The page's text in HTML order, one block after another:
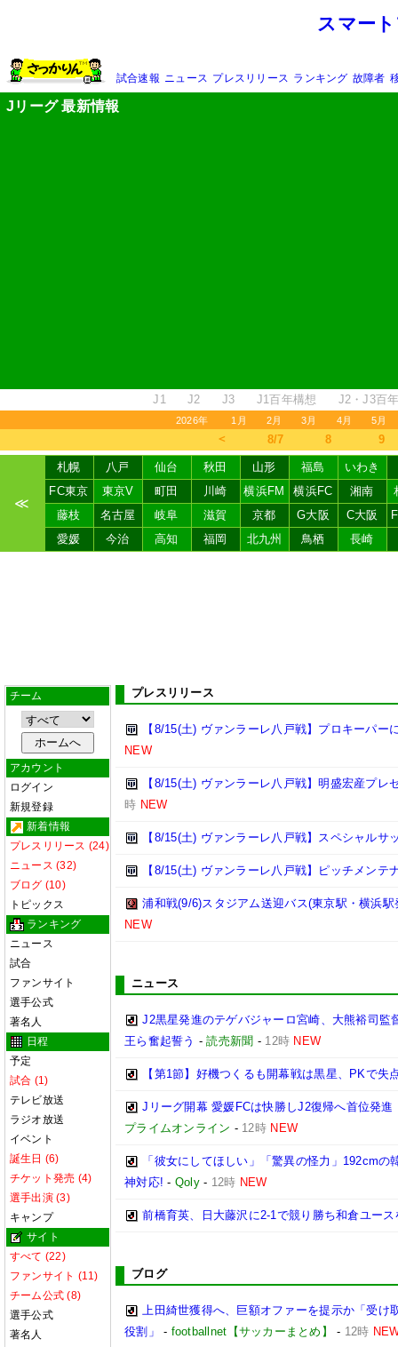
スマー
試合速報 ニュース プレスリリース ランキング 故障者
Jリーグ 最新情報
J1 J2 J3 J1百年構想 J2・J3百
2026年 1月 2月 3月 4月 5月
＜ 8/7 8 9
≪
札幌 八戸 仙台 秋田 山形 福島
いわき
FC東京
東京V 町田 川崎 横浜FM 横浜FC 湘南
藤枝
名古屋 岐阜 滋賀 京都 G大阪 C大阪
愛媛
今治 高知 福岡 北九州 鳥栖 長崎
チーム
アカウント
ログイン
新規登録
新着情報
プレスリリース (24)
ニュース (32)
ブログ (10)
トピックス
ランキング
ニュース
試合
ファンサイト
選手公式
著名人
日程
予定
試合 (1)
テレビ放送
ラジオ放送
イベント
誕生日 (6)
チケット発売 (4)
選手出演 (3)
キャンプ
サイト
すべて (22)
ファンサイト (11)
チーム公式 (8)
選手公式
著名人
プレスリリース
【8/15(土) ヴァンラーレ八戸戦】プロキーパー
NEW
【8/15(土) ヴァンラーレ八戸戦】明盛宏産プレ
時 NEW
【8/15(土) ヴァンラーレ八戸戦】スペシャルサ
【8/15(土) ヴァンラーレ八戸戦】ピッチメンテ
浦和戦(9/6)スタジアム送迎バス(東京駅・横浜駅
NEW
ニュース
J2黒星発進のテゲバジャーロ宮崎、大熊裕司
王ら奮起誓う -読売新聞 - 12時 NEW
【第1節】好機つくるも開幕戦は黒星、PKで失
Jリーグ開幕 愛媛FCは快勝しJ2復帰へ首位発
プライムオンライン - 12時 NEW
「彼女にしてほしい」「驚異の怪力」192cm
神対応! - Qoly- 12時 NEW
前橋育英、日大藤沢に2-1で競り勝ち和倉ユース
ブログ
上田綺世獲得へ、巨額オファーを提示か「受
役割」
- footballnet【サッカーまとめ】 - 12時